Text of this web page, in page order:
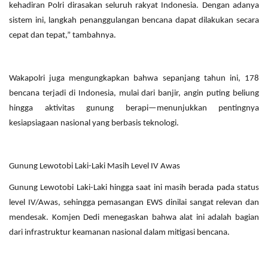
kehadiran Polri dirasakan seluruh rakyat Indonesia. Dengan adanya
sistem ini, langkah penanggulangan bencana dapat dilakukan secara
cepat dan tepat,” tambahnya.
Wakapolri juga mengungkapkan bahwa sepanjang tahun ini, 178
bencana terjadi di Indonesia, mulai dari banjir, angin puting beliung
hingga aktivitas gunung berapi—menunjukkan pentingnya
kesiapsiagaan nasional yang berbasis teknologi.
Gunung Lewotobi Laki-Laki Masih Level IV Awas
Gunung Lewotobi Laki-Laki hingga saat ini masih berada pada status
level IV/Awas, sehingga pemasangan EWS dinilai sangat relevan dan
mendesak. Komjen Dedi menegaskan bahwa alat ini adalah bagian
dari infrastruktur keamanan nasional dalam mitigasi bencana.